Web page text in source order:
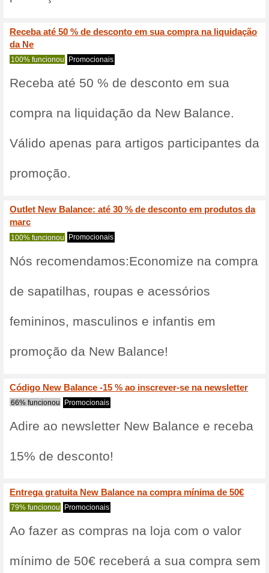
Descontos e
Cupom R$120 OFF
62% funcionou Códigos
Com esse
em calçados
Netshoes.
100% funcionou